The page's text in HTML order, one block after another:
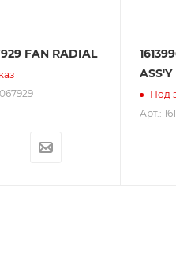
FAN RADIAL
ASS'Y
Под
Арт.: